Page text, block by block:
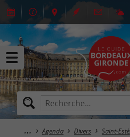
Agenda Divers Saint-